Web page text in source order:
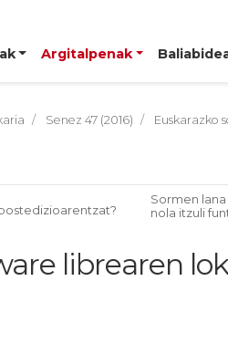
Argitalpenak
Senez 47 (2016) Euskarazko
Sormen
nola itzuli
librearen